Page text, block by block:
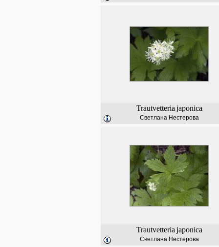
Trautvetteria japonica
Светлана Нестерова
Trautvetteria japonica
Светлана Нестерова